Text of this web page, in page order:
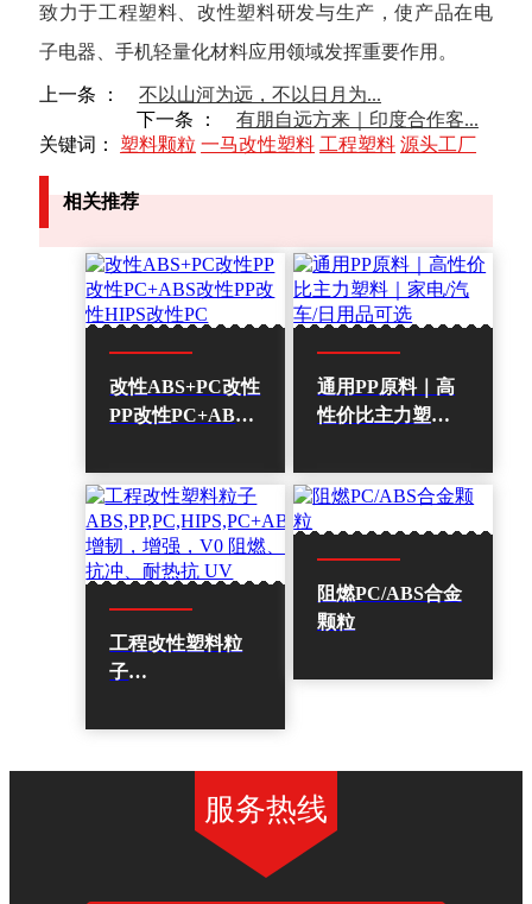
致力于工程塑料、改性塑料研发与生产，使产品在电
子电器、手机轻量化材料应用领域发挥重要作用。
上一条 ：
不以山河为远，不以日月为...
下一条 ：
有朋自远方来｜印度合作客...
关键词： 塑料颗粒 一马改性塑料 工程塑料 源头工厂
相关推荐
改性ABS+PC改性
PP改性PC+ABS
改性PC
通用PP原料｜高
性价比主力塑料
品可选
工程改性塑料粒
子
增韧，增强，V0
阻燃PC/ABS合金
颗粒
服务热线